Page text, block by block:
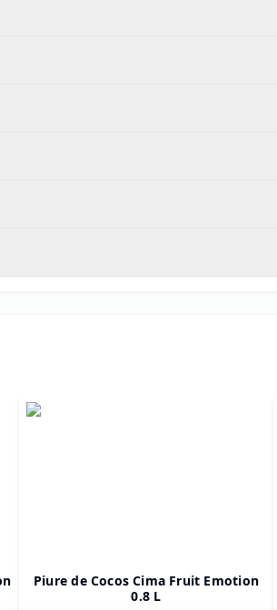
Piure de Cocos Cima Fruit Emotion
0.8 L